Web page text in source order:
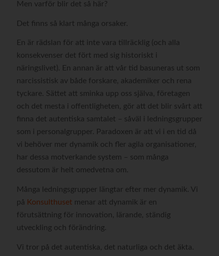
Men varför blir det så här?
Det finns så klart många orsaker.
En är rädslan för att inte vara tillräcklig (och alla
konsekvenser det fört med sig historiskt i
näringslivet). En annan är att vår tid basuneras ut som
narcissistisk av både forskare, akademiker och rena
tyckare. Sättet att sminka upp oss själva, företagen
och det mesta i offentligheten, gör att det blir svårt att
finna det autentiska samtalet – såväl i ledningsgrupper
som i personalgrupper. Paradoxen är att vi i en tid då
vi behöver mer dynamik och fler agila organisationer,
har dessa motverkande system – som många
dessutom är helt omedvetna om.
Många ledningsgrupper längtar efter mer dynamik. Vi
på Konsulthuset menar att dynamik är en
förutsättning för innovation, lärande, ständig
utveckling och förändring.
Vi tror på det autentiska, det naturliga och det äkta.